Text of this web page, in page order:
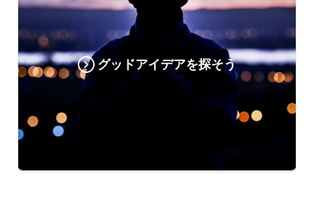
グッドアイデアを探そう